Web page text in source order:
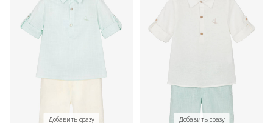
Добавить сразу Добавить сразу